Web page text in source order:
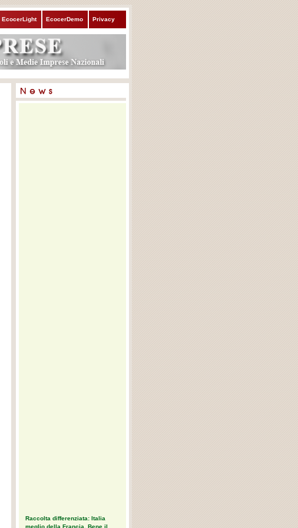
EcocerLight EcocerDemo Privacy
Raccolta differenziata: Italia
meglio della Francia. Bene il